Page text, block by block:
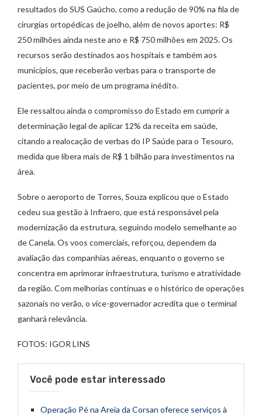
resultados do SUS Gaúcho, como a redução de 90% na fila de
cirurgias ortopédicas de joelho, além de novos aportes: R$
250 milhões ainda neste ano e R$ 750 milhões em 2025. Os
recursos serão destinados aos hospitais e também aos
municípios, que receberão verbas para o transporte de
pacientes, por meio de um programa inédito.
Ele ressaltou ainda o compromisso do Estado em cumprir a
determinação legal de aplicar 12% da receita em saúde,
citando a realocação de verbas do IP Saúde para o Tesouro,
medida que libera mais de R$ 1 bilhão para investimentos na
área.
Sobre o aeroporto de Torres, Souza explicou que o Estado
cedeu sua gestão à Infraero, que está responsável pela
modernização da estrutura, seguindo modelo semelhante ao
de Canela. Os voos comerciais, reforçou, dependem da
avaliação das companhias aéreas, enquanto o governo se
concentra em aprimorar infraestrutura, turismo e atratividade
da região. Com melhorias contínuas e o histórico de operações
sazonais no verão, o vice-governador acredita que o terminal
ganhará relevância.
FOTOS: IGOR LINS
Você pode estar interessado
Operação Pé na Areia da Corsan oferece serviços à